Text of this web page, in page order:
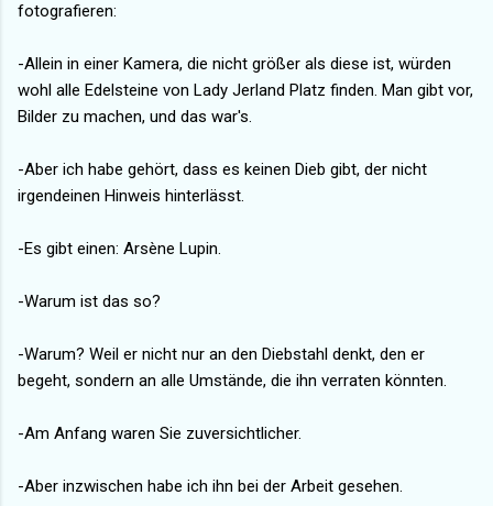
fotografieren:
-Allein in einer Kamera, die nicht größer als diese ist, würden
wohl alle Edelsteine von Lady Jerland Platz finden. Man gibt vor,
Bilder zu machen, und das war's.
-Aber ich habe gehört, dass es keinen Dieb gibt, der nicht
irgendeinen Hinweis hinterlässt.
-Es gibt einen: Arsène Lupin.
-Warum ist das so?
-Warum? Weil er nicht nur an den Diebstahl denkt, den er
begeht, sondern an alle Umstände, die ihn verraten könnten.
-Am Anfang waren Sie zuversichtlicher.
-Aber inzwischen habe ich ihn bei der Arbeit gesehen.